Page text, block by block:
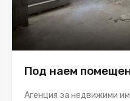
Под наем
Агенция за недвижими